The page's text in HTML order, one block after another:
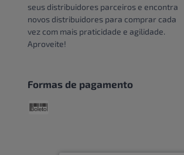
cabeludo
Cuidados Com Os Pés
Cuidados especiais
Cuidados Pessoais
seus distribuidores parceiros e encontra
novos distribuidores para comprar cada
vez com mais praticidade e agilidade.
Aproveite!
Formas de pagamento